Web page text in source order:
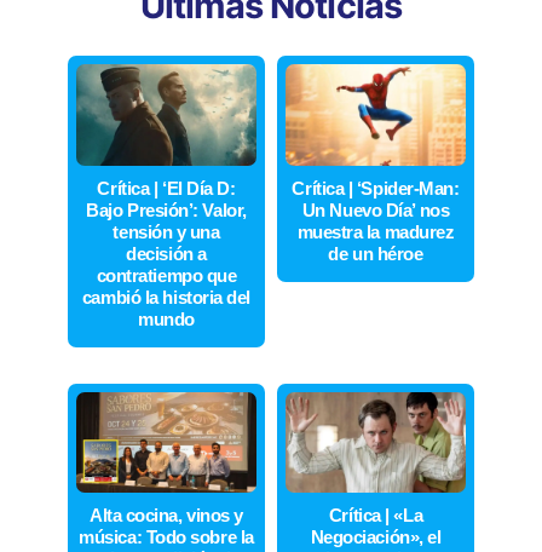
Crítica | ‘El Día D:
Bajo Presión’: Valor,
tensión y una
decisión a
contratiempo que
cambió la historia del
mundo
Crítica | ‘Spider-Man:
Un Nuevo Día’ nos
muestra la madurez
de un héroe
Alta cocina, vinos y
música: Todo sobre la
Crítica | «La
Negociación», el